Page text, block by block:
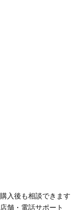
購入後も相談できます
店舗・電話サポート